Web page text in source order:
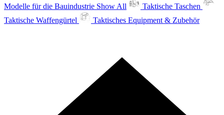
Modelle für die Bauindustrie Show All
Taktische Taschen
Taktische Waffengürtel
Taktisches Equipment & Zubehör